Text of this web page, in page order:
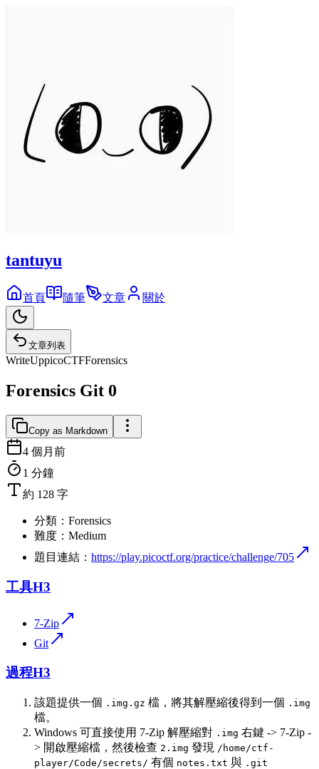
tantuyu
首頁 隨筆 文章 關於
文章列表
WriteUppicoCTFForensics
Forensics Git 0
Copy as Markdown
4 個月前
1 分鐘
約 128 字
分類：Forensics
難度：Medium
題目連結： https://play.picoctf.org/practice/challenge/705
工具H3
7-Zip
Git
過程H3
該題提供一個 .img.gz 檔，將其解壓縮後得到一個 .img
檔。
Windows 可直接使用 7-Zip 解壓縮對 .img 右鍵 -> 7-Zip -
> 開啟壓縮檔，然後檢查 2.img 發現 /home/ctf-
player/Code/secrets/ 有個 notes.txt 與 .git